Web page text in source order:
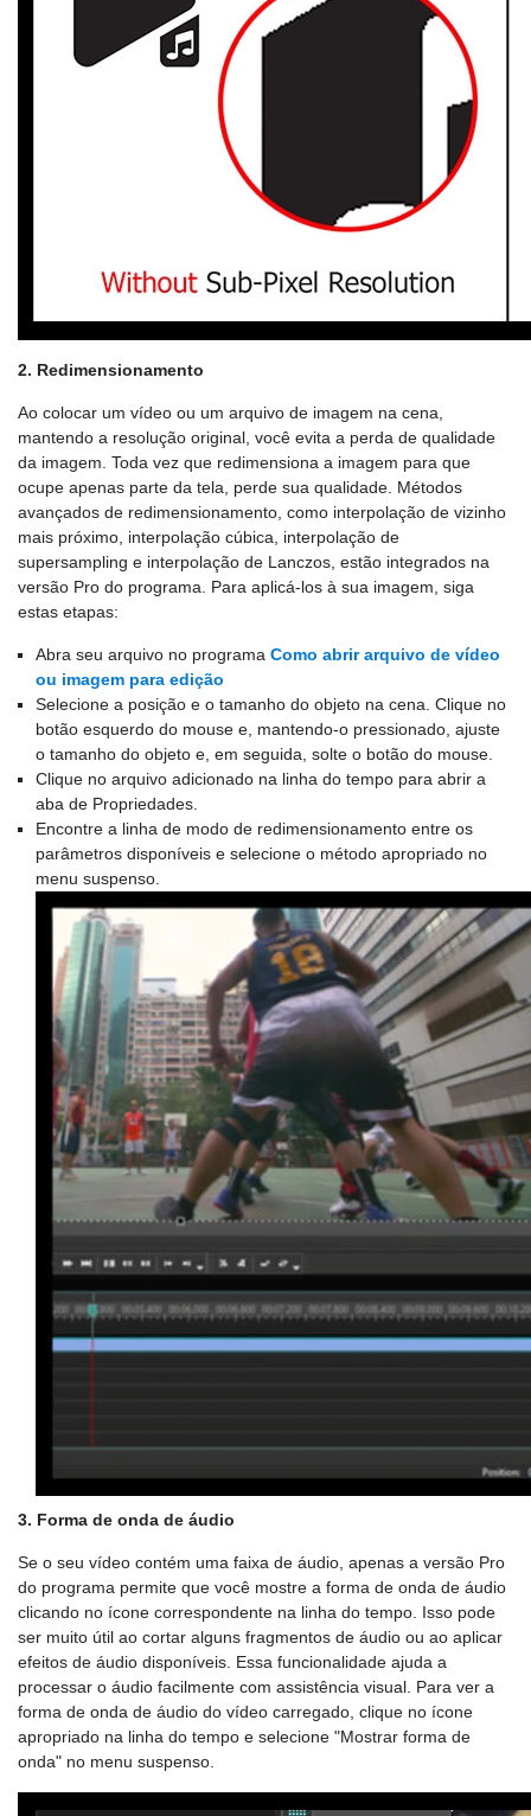
2. Redimensionamento
Ao colocar um vídeo ou um arquivo de imagem na cena,
mantendo a resolução original, você evita a perda de qualidade
da imagem. Toda vez que redimensiona a imagem para que
ocupe apenas parte da tela, perde sua qualidade. Métodos
avançados de redimensionamento, como interpolação de vizinho
mais próximo, interpolação cúbica, interpolação de
supersampling e interpolação de Lanczos, estão integrados na
versão Pro do programa. Para aplicá-los à sua imagem, siga
estas etapas:
Abra seu arquivo no programa Como abrir arquivo de vídeo
ou imagem para edição
Selecione a posição e o tamanho do objeto na cena. Clique no
botão esquerdo do mouse e, mantendo-o pressionado, ajuste
o tamanho do objeto e, em seguida, solte o botão do mouse.
Clique no arquivo adicionado na linha do tempo para abrir a
aba de Propriedades.
Encontre a linha de modo de redimensionamento entre os
parâmetros disponíveis e selecione o método apropriado no
menu suspenso.
3. Forma de onda de áudio
Se o seu vídeo contém uma faixa de áudio, apenas a versão Pro
do programa permite que você mostre a forma de onda de áudio
clicando no ícone correspondente na linha do tempo. Isso pode
ser muito útil ao cortar alguns fragmentos de áudio ou ao aplicar
efeitos de áudio disponíveis. Essa funcionalidade ajuda a
processar o áudio facilmente com assistência visual. Para ver a
forma de onda de áudio do vídeo carregado, clique no ícone
apropriado na linha do tempo e selecione "Mostrar forma de
onda" no menu suspenso.